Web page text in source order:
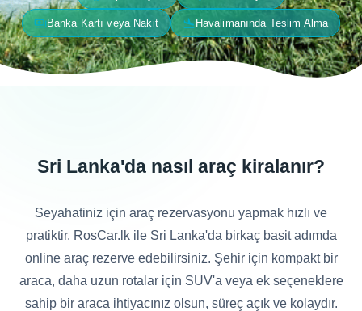
paymentsBanka Kartı veya Nakit flight_land Havalimanında Teslim Alma
Sri Lanka'da nasıl araç kiralanır?
Seyahatiniz için araç rezervasyonu yapmak hızlı ve
pratiktir. RosCar.lk ile Sri Lanka'da birkaç basit adımda
online araç rezerve edebilirsiniz. Şehir için kompakt bir
araca, daha uzun rotalar için SUV'a veya ek seçeneklere
sahip bir araca ihtiyacınız olsun, süreç açık ve kolaydır.